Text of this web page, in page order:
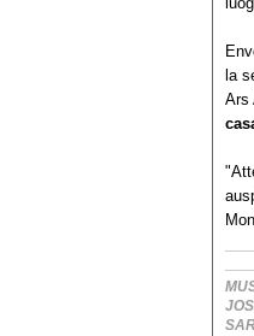
la
Ars